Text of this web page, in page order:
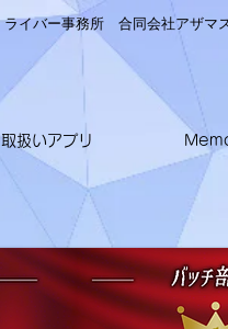
ライバー事務所 合同会社アザマ
取扱いアプリ